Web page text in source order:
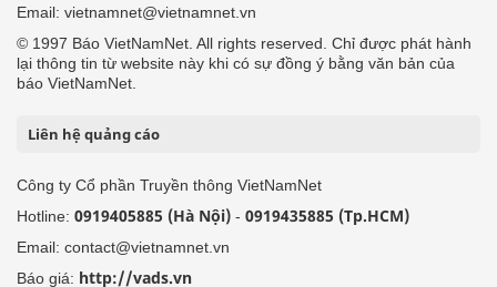
Email: vietnamnet@vietnamnet.vn
© 1997 Báo VietNamNet. All rights reserved. Chỉ được phát hành
lại thông tin từ website này khi có sự đồng ý bằng văn bản của
báo VietNamNet.
Liên hệ quảng cáo
Công ty Cổ phần Truyền thông VietNamNet
Hotline: 0919405885 (Hà Nội) - 0919435885 (Tp.HCM)
Email: contact@vietnamnet.vn
Báo giá: http://vads.vn